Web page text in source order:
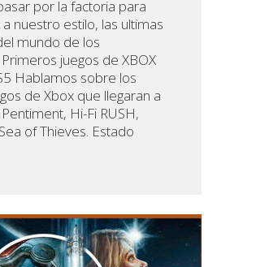
por la factoria para
nuestro estilo, las ultimas
mundo de los
juegos de XBOX
Hablamos sobre los
de Xbox que llegaran a
Hi-Fi RUSH,
of Thieves. Estado